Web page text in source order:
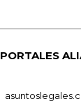
PORTALES